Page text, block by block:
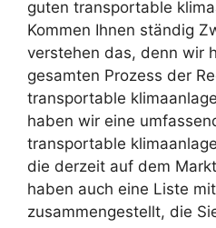
guten transportable
Kommen Ihnen ständig
verstehen das, denn wir
gesamten Prozess der
transportable
haben wir eine
transportable
die derzeit auf dem
haben auch eine Liste
zusammengestellt, die